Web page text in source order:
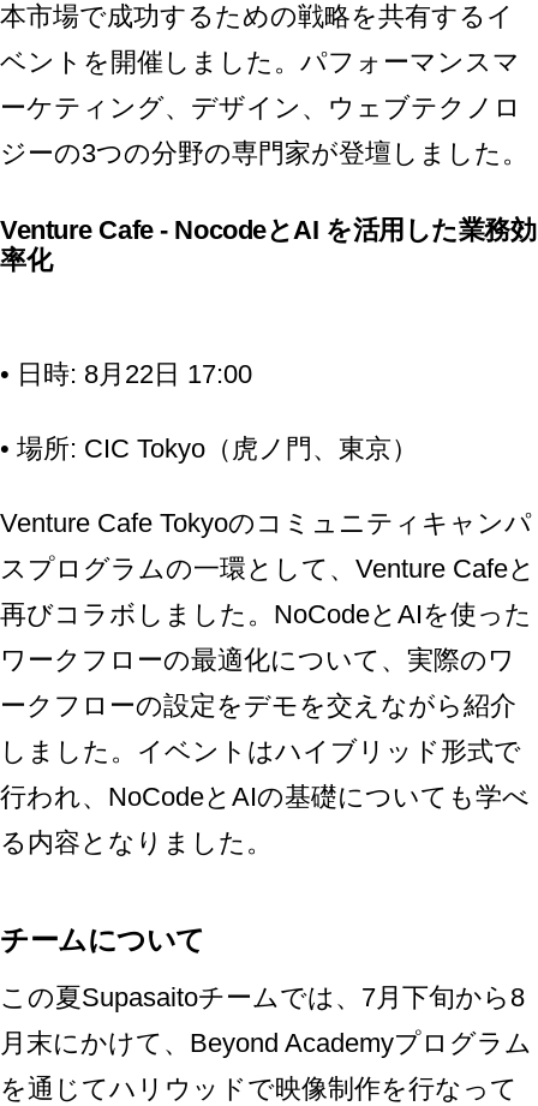
本市場で成功するための戦略を共有するイ
ベントを開催しました。パフォーマンスマ
ーケティング、デザイン、ウェブテクノロ
ジーの3つの分野の専門家が登壇しました。
Venture Cafe - NocodeとAI を活用した業務効
率化
• 日時: 8月22日 17:00
• 場所: CIC Tokyo（虎ノ門、東京）
Venture Cafe Tokyoのコミュニティキャンパ
スプログラムの一環として、Venture Cafeと
再びコラボしました。NoCodeとAIを使った
ワークフローの最適化について、実際のワ
ークフローの設定をデモを交えながら紹介
しました。イベントはハイブリッド形式で
行われ、NoCodeとAIの基礎についても学べ
る内容となりました。
チームについて
この夏Supasaitoチームでは、7月下旬から8
月末にかけて、Beyond Academyプログラム
を通じてハリウッドで映像制作を行なって